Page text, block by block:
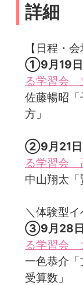
詳細
【日程・会
①9月19日
る学習会
佐藤暢昭
方」
②9月21日
る学習会
中山翔太「
＼体験型
③9月28日
る学習会
一色恭介
受算数」